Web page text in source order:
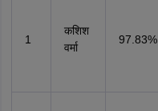
1
कशिश
वर्मा
97.83%